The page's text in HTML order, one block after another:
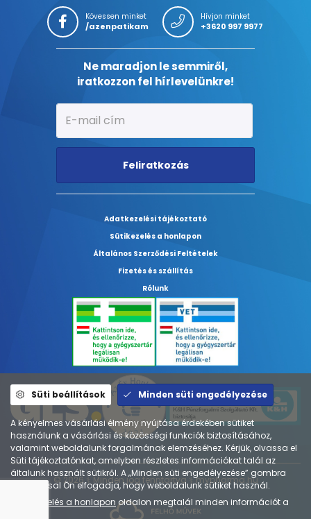
Kövessen minket
/azenpatikam
Hívjon minket
+3620 997 9977
Ne maradjon le semmiről,
iratkozzon fel hírlevelünkre!
Feliratkozás
Adatkezelési tájékoztató
Sütikezelés a honlapon
Általános Szerződési Feltételek
Fizetés és szállítás
Rólunk
© 2026 ⚕︎ Minden jog fenntartva ⚕︎ mypharma.hu
Süti beállítások Minden süti engedélyezése
A kényelmes vásárlási élmény nyújtása érdekében sütiket
használunk a vásárlási és közösségi funkciók biztosításához,
valamint weboldalunk forgalmának elemzéséhez. Kérjük, olvassa el
Süti tájékoztatónkat, amelyben részletes információkat talál az
általunk használt sütikről. A „Minden süti engedélyezése” gombra
kattintással Ön elfogadja, hogy weboldalunk sütiket használ.
Sütikezelés a honlapon oldalon megtalál minden információt a